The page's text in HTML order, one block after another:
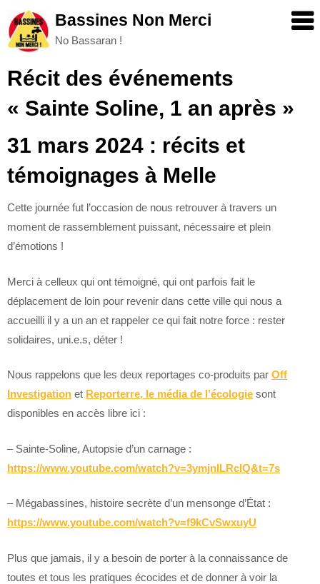
to
content
Bassines Non Merci
No Bassaran !
Récit des événements
« Sainte Soline, 1 an après »
31 mars 2024 : récits et
témoignages à Melle
Cette journée fut l’occasion de nous retrouver à travers un
moment de rassemblement puissant, nécessaire et plein
d’émotions !
Merci à celleux qui ont témoigné, qui ont parfois fait le
déplacement de loin pour revenir dans cette ville qui nous a
accueilli il y a un an et rappeler ce qui fait notre force : rester
solidaires, uni.e.s, déter !
Nous rappelons que les deux reportages co-produits par Off
Investigation et Reporterre, le média de l’écologie sont
disponibles en accès libre ici :
– Sainte-Soline, Autopsie d’un carnage :
https://www.youtube.com/watch?v=3ymjnILRclQ&t=7s
– Mégabassines, histoire secrète d’un mensonge d’État :
https://www.youtube.com/watch?v=f9kCvSwxuyU
Plus que jamais, il y a besoin de porter à la connaissance de
toutes et tous les pratiques écocides et de donner à voir la